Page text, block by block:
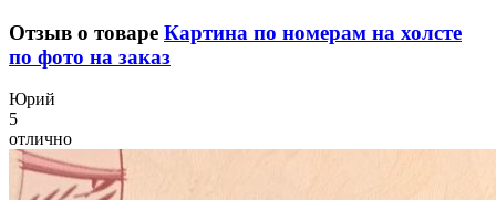
Отзыв о товаре Картина по номерам на холсте
по фото на заказ
Юрий
5
отлично